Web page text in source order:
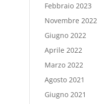
Febbraio 2023
Novembre 2022
Giugno 2022
Aprile 2022
Marzo 2022
Agosto 2021
Giugno 2021